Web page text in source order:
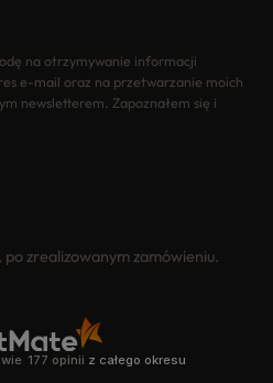
na otrzymywanie informacji
e-mail oraz na przetwarzanie moich
newsletterem. Zapoznałem się i
zrealizowanym zamówieniu.